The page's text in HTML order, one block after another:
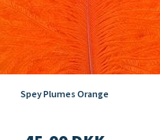
Spey Plumes Orange